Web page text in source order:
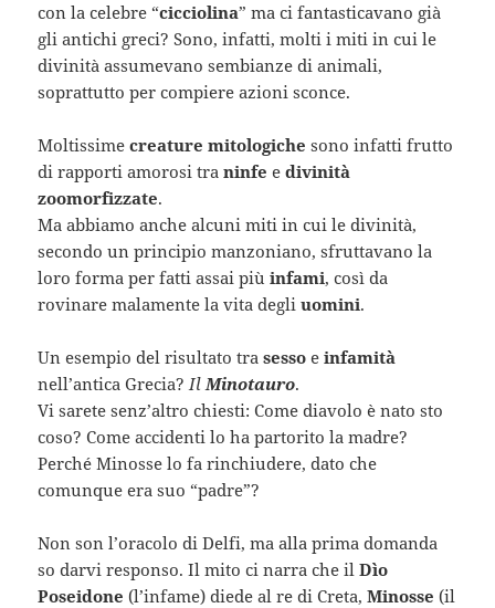
con la celebre “cicciolina” ma ci fantasticavano già
gli antichi greci? Sono, infatti, molti i miti in cui le
divinità assumevano sembianze di animali,
soprattutto per compiere azioni sconce.
Moltissimecreature mitologiche sono infatti frutto
di rapporti amorosi traninfe edivinità
zoomorfizzate.
Ma abbiamo anche alcuni miti in cui le divinità,
secondo un principio manzoniano, sfruttavano la
loro forma per fatti assai piùinfami, così da
rovinare malamente la vita degliuomini.
Un esempio del risultato trasessoe infamità
nell’antica Grecia?IlMinotauro.
Vi sarete senz’altro chiesti: Come diavolo è nato sto
coso? Come accidenti lo ha partorito la madre?
Perché Minosse lo fa rinchiudere, dato che
comunque era suo “padre”?
Non son l’oracolo di Delfi, ma alla prima domanda
so darvi responso. Il mito ci narra che ilDìo
Poseidone (l’infame) diede al re di Creta,Minosse (il